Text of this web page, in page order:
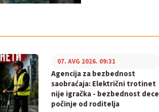
Agencija za bezbednost
saobraćaja: Električni trotinet
nije igračka - bezbednost dece
počinje od roditelja
07. AVG 2026. 09:31